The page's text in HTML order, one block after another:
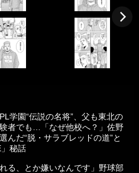
学園“伝説の名将”、父も東北の
者でも…「なぜ他校へ？」佐野
んだ“脱・サラブレッドの道”と
」秘話
れる、とか嫌いなんです」野球部